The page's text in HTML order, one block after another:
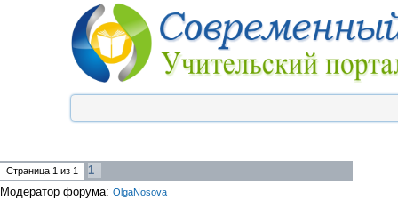
Страница 1 из 1
1
Модератор форума: OlgaNosova